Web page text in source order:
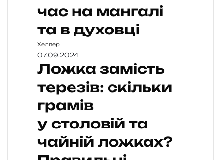
час на мангалі
та в духовці
Хелпер
07.09.2024
Ложка замість
терезів: скільки
грамів
у столовій та
чайній ложках?